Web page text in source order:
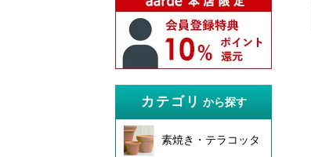
カテゴリ から探す
素焼き・テラコッタ